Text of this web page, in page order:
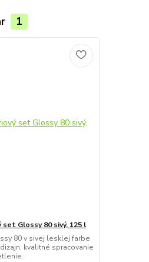
1
Glossy 80 sivý, 125 l
80 v sivej lesklej farbe
kvalitné spracovanie